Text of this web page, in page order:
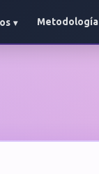
Metodología